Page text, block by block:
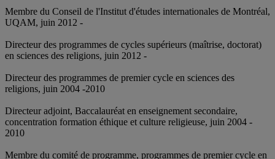
Membre du Conseil de l'Institut d'études internationales de Montréal,
UQAM, juin 2012 -
Directeur des programmes de cycles supérieurs (maîtrise, doctorat)
en sciences des religions, juin 2012 -
Directeur des programmes de premier cycle en sciences des
religions, juin 2004 -2010
Directeur adjoint, Baccalauréat en enseignement secondaire,
concentration formation éthique et culture religieuse, juin 2004 -
2010
Membre du comité de programme, programmes de premier cycle en